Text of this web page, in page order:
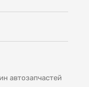
автозапчастей